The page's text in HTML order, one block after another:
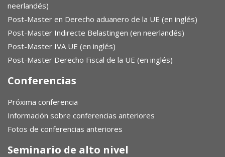
neerlandés)
Post-Master en Derecho aduanero de la UE (en inglés)
Post-Master Indirecte Belastingen (en neerlandés)
Post-Master IVA UE (en inglés)
Post-Master Derecho Fiscal de la UE (en inglés)
Conferencias
Próxima conferencia
Información sobre conferencias anteriores
Fotos de conferencias anteriores
Seminario de alto nivel